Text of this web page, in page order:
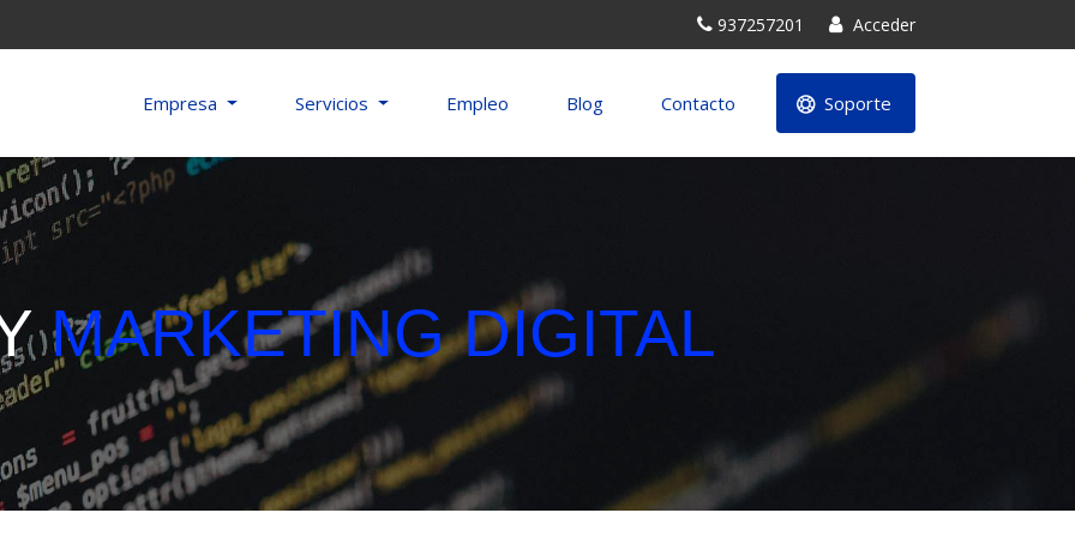
937257201 Acceder
Empresa Servicios Empleo Blog Contacto Soporte
MARKETING DIGITAL